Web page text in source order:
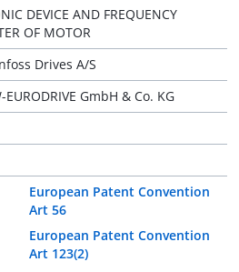
DEVICE AND FREQUENCY
OF MOTOR
Drives A/S
EURODRIVE GmbH & Co. KG
European Patent Convention
Art 56
European Patent Convention
Art 123(2)